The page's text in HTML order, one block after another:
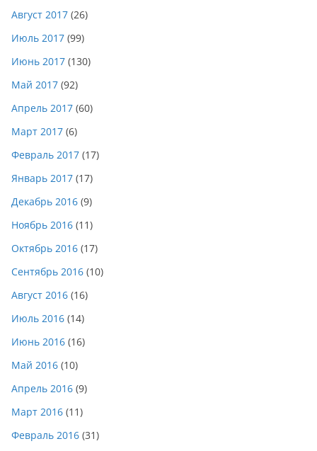
Август 2017 (26)
Июль 2017 (99)
Июнь 2017 (130)
Май 2017 (92)
Апрель 2017 (60)
Март 2017 (6)
Февраль 2017 (17)
Январь 2017 (17)
Декабрь 2016 (9)
Ноябрь 2016 (11)
Октябрь 2016 (17)
Сентябрь 2016 (10)
Август 2016 (16)
Июль 2016 (14)
Июнь 2016 (16)
Май 2016 (10)
Апрель 2016 (9)
Март 2016 (11)
Февраль 2016 (31)